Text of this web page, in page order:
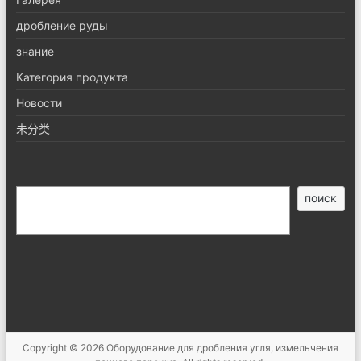
дробление руды
знание
Категория продукта
Новости
未分类
поиск
Copyright © 2026 Оборудование для дробления угля, измельчения